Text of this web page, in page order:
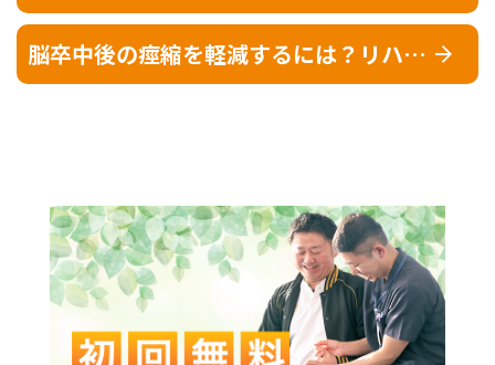
脳卒中後の痙縮を軽減するには？リハビ
リでできる対策とケア方法